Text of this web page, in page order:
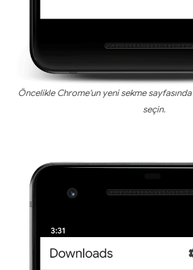
Öncelikle Chrome'un yeni sekme sayfasında
seçin.